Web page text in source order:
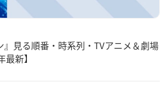
』見る順番・時系列・TVアニメ＆劇場
新】